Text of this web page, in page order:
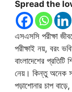
Spread the
এসএসসি পরীক্ষা
পরীক্ষাই নয়, বরং
বাংলাদেশের প্রতিটি
নেয়। কিন্তু অনেক
পড়াশোনার চাপ